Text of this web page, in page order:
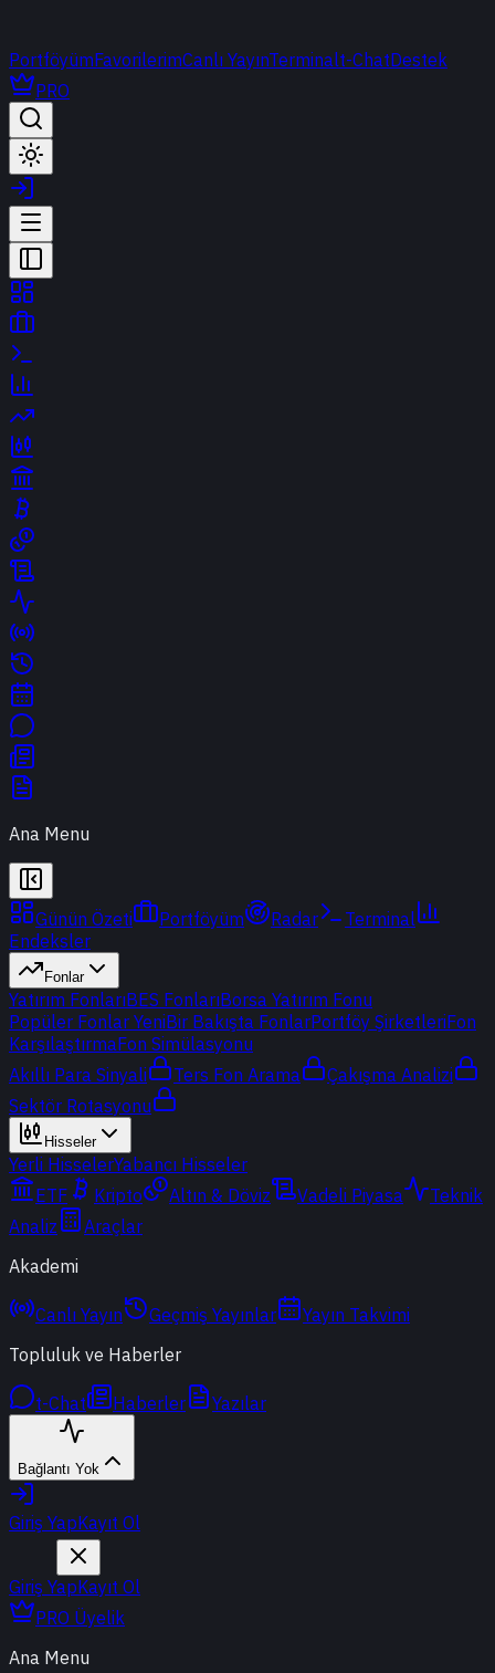
PortföyümFavorilerimCanlı YayınTerminalt-ChatDestek
PRO
Ana Menu
Günün Özeti Portföyüm Radar
Terminal
Endeksler
Fonlar
Yatırım FonlarıBES FonlarıBorsa Yatırım Fonu
Popüler Fonlar YeniBir Bakışta FonlarPortföy ŞirketleriFon
KarşılaştırmaFon Simülasyonu
Akıllı Para Sinyali
Ters Fon Arama
Çakışma Analizi
Sektör Rotasyonu
Hisseler
Yerli HisselerYabancı Hisseler
ETF
Kripto Altın & Döviz Vadeli Piyasa
Teknik
Analiz
Araçlar
Akademi
Canlı Yayın Geçmiş Yayınlar
Yayın Takvimi
Topluluk ve Haberler
t-Chat Haberler Yazılar
Bağlantı Yok
Giriş YapKayıt Ol
Giriş YapKayıt Ol
PRO Üyelik
Ana Menu